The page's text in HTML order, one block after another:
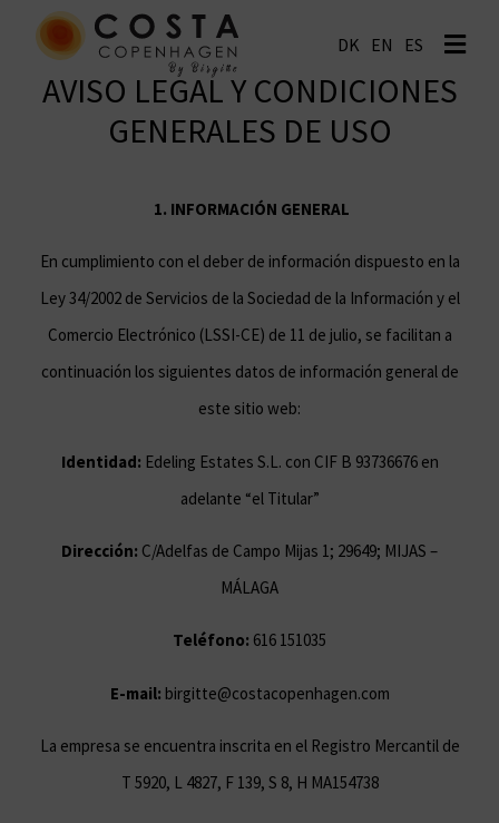
EN ES
AVISO LEGAL Y CONDICIONES
GENERALES DE USO
1. INFORMACIÓN GENERAL
En cumplimiento con el deber de información dispuesto en la
Ley 34/2002 de Servicios de la Sociedad de la Información y el
Comercio Electrónico (LSSI-CE) de 11 de julio, se facilitan a
continuación los siguientes datos de información general de
este sitio web:
Identidad: Edeling Estates S.L. con CIF B 93736676 en
adelante “el Titular”
Dirección: C/Adelfas de Campo Mijas 1; 29649; MIJAS –
MÁLAGA
Teléfono: 616 151035
E-mail: birgitte@costacopenhagen.com
La empresa se encuentra inscrita en el Registro Mercantil de
T 5920, L 4827, F 139, S 8, H MA154738